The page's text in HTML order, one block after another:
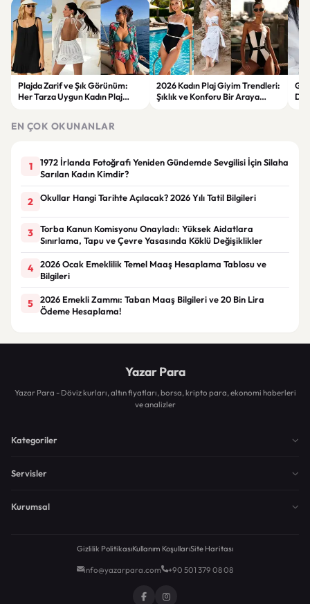
Plajda Zarif ve Şık Görünüm:
Her Tarza Uygun Kadın Plaj
2026 Kadın Plaj Giyim Trendleri:
Şıklık ve Konforu Bir Araya
EN ÇOK OKUNANLAR
1
1972 İrlanda Fotoğrafı Yeniden Gündemde Sevgilisi İçin Silaha
Sarılan Kadın Kimdir?
2 Okullar Hangi Tarihte Açılacak? 2026 Yılı Tatil Bilgileri
3
Torba Kanun Komisyonu Onayladı: Yüksek Aidatlara
Sınırlama, Tapu ve Çevre Yasasında Köklü Değişiklikler
4
2026 Ocak Emeklilik Temel Maaş Hesaplama Tablosu ve
Bilgileri
5
2026 Emekli Zammı: Taban Maaş Bilgileri ve 20 Bin Lira
Ödeme Hesaplama!
Yazar Para
Yazar Para - Döviz kurları, altın fiyatları, borsa, kripto para, ekonomi haberleri
ve analizler
Kategoriler
Servisler
Kurumsal
Gizlilik PolitikasıKullanım KoşullarıSite Haritası
info@yazarpara.com +90 501 379 08 08